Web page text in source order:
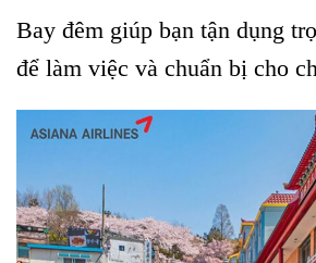
Bay đêm giúp bạn tận dụng
để làm việc và chuẩn bị cho